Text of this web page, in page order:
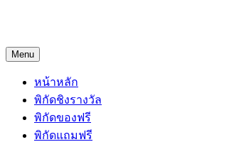
Menu
หน้าหลัก
พิกัดชิงรางวัล
พิกัดของฟรี
พิกัดแถมฟรี